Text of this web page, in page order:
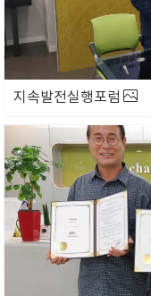
지속발전실행포럼